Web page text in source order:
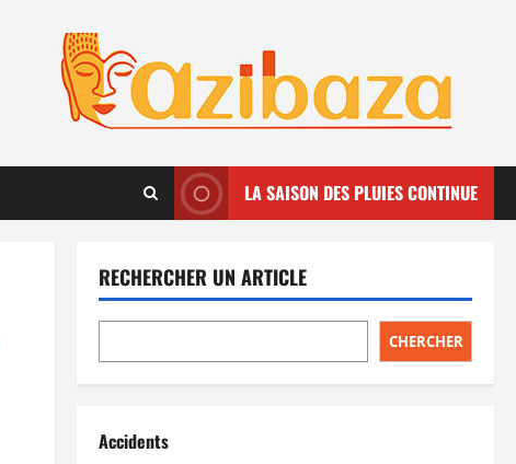
LA SAISON DES PLUIES CONTINUE
RECHERCHER UN ARTICLE
CHERCHER
Accidents